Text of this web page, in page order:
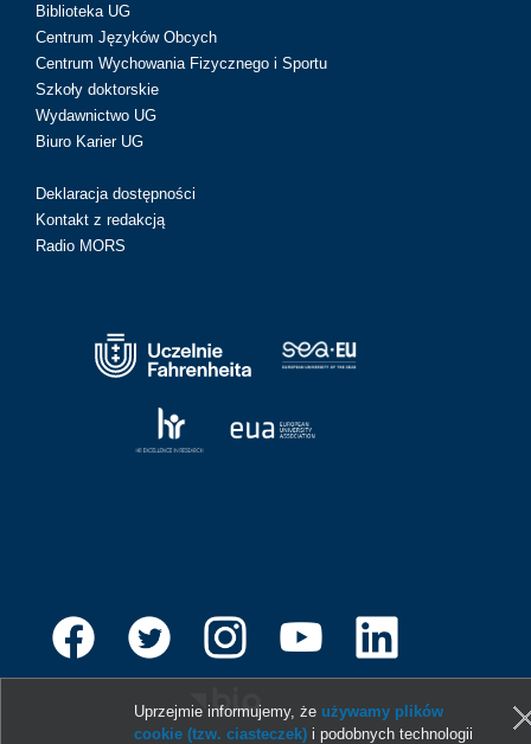
Biblioteka UG
Centrum Języków Obcych
Centrum Wychowania Fizycznego i Sportu
Szkoły doktorskie
Wydawnictwo UG
Biuro Karier UG
Deklaracja dostępności
Kontakt z redakcją
Radio MORS
Uprzejmie informujemy, że używamy plików
cookie (tzw. ciasteczek) i podobnych technologii